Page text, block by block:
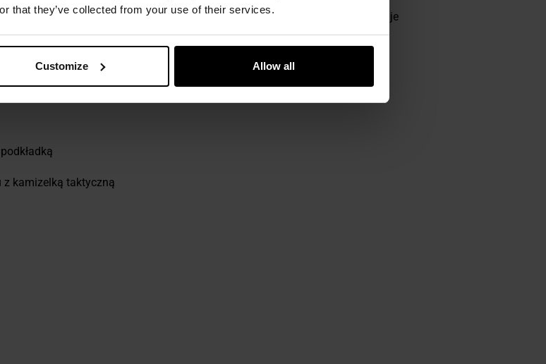
that they’ve collected from your use of their services.
Customize Allow all
umożliwiają montaż na pasie o maksymalnejszerokości 55 mm
. Gwarantuje
ruchu.
z kamizelką taktyczną